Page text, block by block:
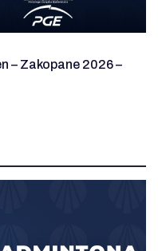
– Zakopane 2026 –